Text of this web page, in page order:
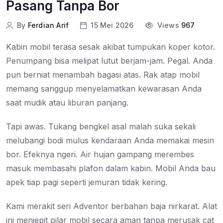
Pasang Tanpa Bor
By Ferdian Arif 15 Mei 2026 Views 967
Kabin mobil terasa sesak akibat tumpukan koper kotor.
Penumpang bisa melipat lutut berjam-jam. Pegal. Anda
pun berniat menambah bagasi atas. Rak atap mobil
memang sanggup menyelamatkan kewarasan Anda
saat mudik atau liburan panjang.
Tapi awas. Tukang bengkel asal malah suka sekali
melubangi bodi mulus kendaraan Anda memakai mesin
bor. Efeknya ngeri. Air hujan gampang merembes
masuk membasahi plafon dalam kabin. Mobil Anda bau
apek tiap pagi seperti jemuran tidak kering.
Kami merakit seri Adventor berbahan baja nirkarat. Alat
ini menjepit pilar mobil secara aman tanpa merusak cat